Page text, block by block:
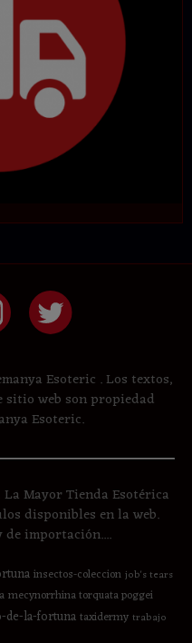
Esoteric . Los textos,
sitio web son propiedad
Esoteric.
Mayor Tienda Esotérica
disponibles en la web.
importación....
insectos-coleccion job's tears
mecynorrhina torquata poggei
de-la-fortunataxidermy trabajo